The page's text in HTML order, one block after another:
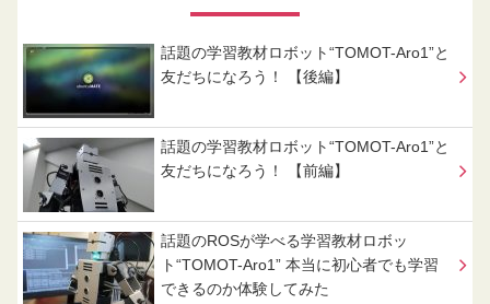
話題の学習教材ロボット“TOMOT-Aro1”と
友だちになろう！ 【後編】
話題の学習教材ロボット“TOMOT-Aro1”と
友だちになろう！ 【前編】
話題のROSが学べる学習教材ロボッ
ト“TOMOT-Aro1” 本当に初心者でも学習
できるのか体験してみた